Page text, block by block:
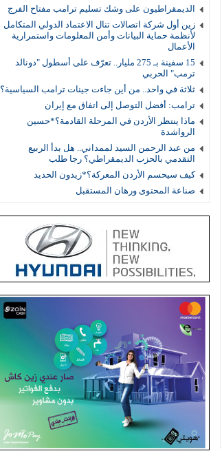
الديمقراطيون على وشك تسليم ترامب مفتاح الفرج
زين أول شركة اتصالات تنال الاعتماد الدولي المتكامل
لأنظمة حماية البيانات وأمن المعلومات واستمرارية
الأعمال
15 سفينة بـ 275 مليار.. تعرّف على أسطول "دونالد
ترمب" الحربي
ثلاثة في واحد.. من أين جاءت جينات ترامب السياسية؟
ترامب: أفضل التوصل إلى اتفاق مع إيران
ماذا ينتظر الأردن في المرحلة القادمة؟*حسين
الرواشدة
من عبد الرحمن السيد لممداني.. هل بدأ الربيع
التقدمي بالحزب الديمقراطي؟ رجا طلب
كيف سيحسم الأردن المعركة؟*زيدون الحديد
صناعة المحتوى ورهان المستقبل